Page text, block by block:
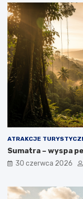
ATRAKCJE
Sumatra – wyspa
30 czerwca 2026